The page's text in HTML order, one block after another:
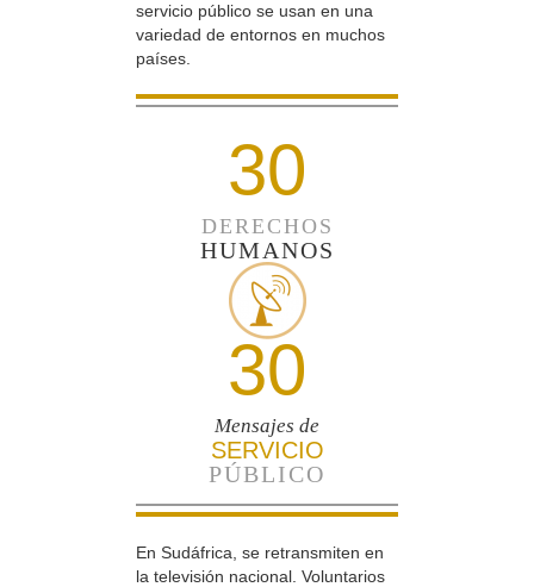
servicio público se usan en una
variedad de entornos en muchos
países.
30
DERECHOS
HUMANOS
30
Mensajes de
SERVICIO
PÚBLICO
En Sudáfrica, se retransmiten en
la televisión nacional. Voluntarios